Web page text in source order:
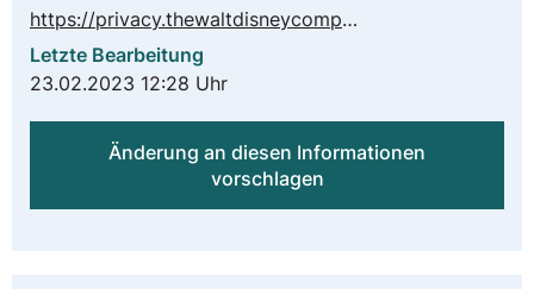
https://privacy.thewaltdisneycompany.com/de/
Letzte Bearbeitung
23.02.2023 12:28 Uhr
Änderung an diesen Informationen
vorschlagen